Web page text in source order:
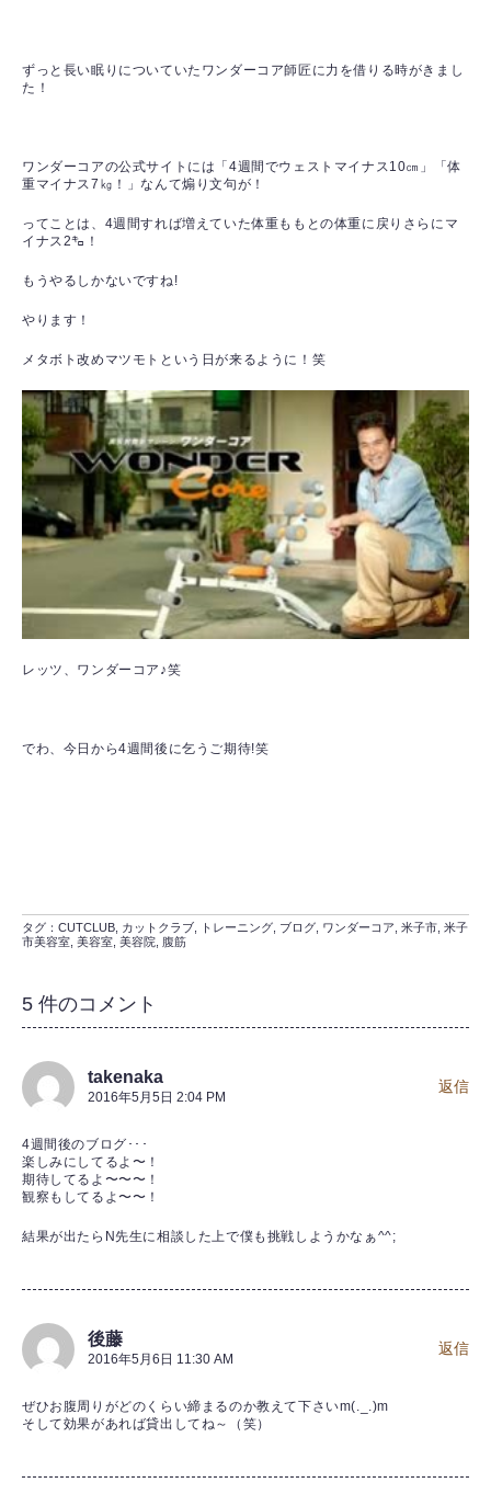
ずっと長い眠りについていたワンダーコア師匠に力を借りる時がきまし
た！
ワンダーコアの公式サイトには「4週間でウェストマイナス10㎝」「体
重マイナス7㎏！」なんて煽り文句が！
ってことは、4週間すれば増えていた体重ももとの体重に戻りさらにマ
イナス2㌔！
もうやるしかないですね!
やります！
メタボト改めマツモトという日が来るように！笑
レッツ、ワンダーコア♪笑
でわ、今日から4週間後に乞うご期待!笑
タグ： CUTCLUB カットクラブ トレーニング ブログ ワンダーコア 米子市 米子
市美容室 美容室 美容院 腹筋
5 件のコメント
takenaka
2016年5月5日 2:04 PM
4週間後のブログ･･･
楽しみにしてるよ〜！
期待してるよ〜〜〜！
観察もしてるよ〜〜！
結果が出たらN先生に相談した上で僕も挑戦しようかなぁ^^;
返信
後藤
2016年5月6日 11:30 AM
ぜひお腹周りがどのくらい締まるのか教えて下さいm(._.)m
そして効果があれば貸出してね～（笑）
返信